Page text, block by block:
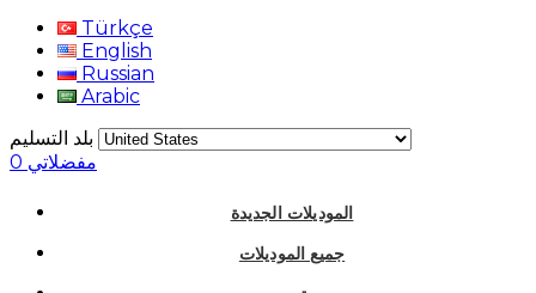
Türkçe
English
Russian
Arabic
بلد التسليم
مفضلاتي 0
الموديلات الجديدة
جميع الموديلات